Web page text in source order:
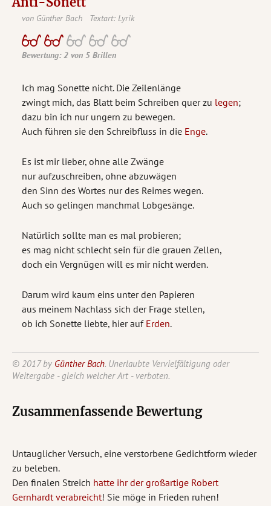
von Günther Bach Textart: Lyrik
Bewertung: 2 von 5 Brillen
Ich mag Sonette nicht. Die Zeilenlänge
zwingt mich, das Blatt beim Schreiben quer zu legen;
dazu bin ich nur ungern zu bewegen.
Auch führen sie den Schreibfluss in die Enge.
Es ist mir lieber, ohne alle Zwänge
nur aufzuschreiben, ohne abzuwägen
den Sinn des Wortes nur des Reimes wegen.
Auch so gelingen manchmal Lobgesänge.
Natürlich sollte man es mal probieren;
es mag nicht schlecht sein für die grauen Zellen,
doch ein Vergnügen will es mir nicht werden.
Darum wird kaum eins unter den Papieren
aus meinem Nachlass sich der Frage stellen,
ob ich Sonette liebte, hier auf Erden.
© 2017 by Günther Bach. Unerlaubte Vervielfältigung oder
Weitergabe - gleich welcher Art - verboten.
Zusammenfassende Bewertung
Untauglicher Versuch, eine verstorbene Gedichtform wieder
zu beleben.
Den finalen Streich hatte ihr der großartige Robert
Gernhardt verabreicht! Sie möge in Frieden ruhen!